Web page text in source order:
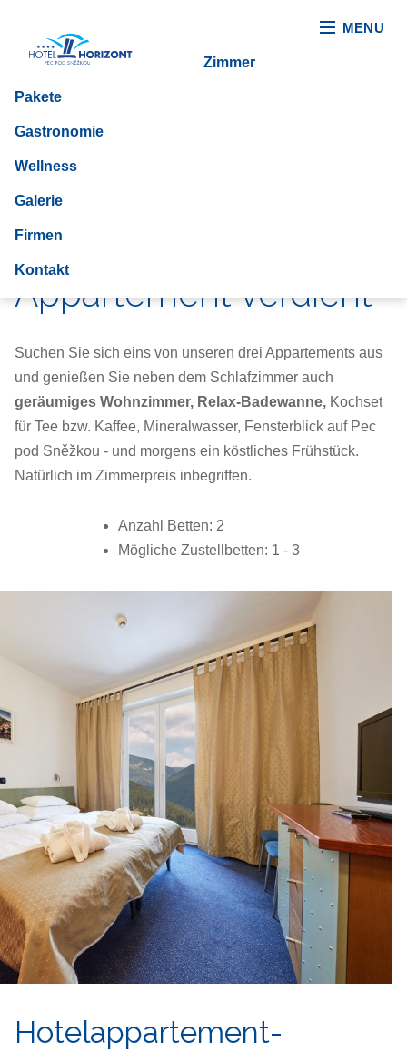
MENU
Zimmer
Pakete
Gastronomie
Wellness
Galerie
Firmen
Kontakt
Sie haben ein
Appartement verdient
Suchen Sie sich eins von unseren drei Appartements aus
und genießen Sie neben dem Schlafzimmer auch
geräumiges Wohnzimmer, Relax-Badewanne, Kochset
für Tee bzw. Kaffee, Mineralwasser, Fensterblick auf Pec
pod Sněžkou - und morgens ein köstliches Frühstück.
Natürlich im Zimmerpreis inbegriffen.
Anzahl Betten: 2
Mögliche Zustellbetten: 1 - 3
Hotelappartement-